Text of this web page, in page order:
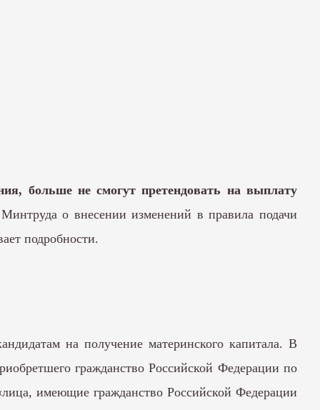
больше не смогут претендовать на выплату
о внесении изменений в правила подачи
подробности.
на получение материнского капитала. В
гражданство Российской Федерации по
имеющие гражданство Российской Федерации